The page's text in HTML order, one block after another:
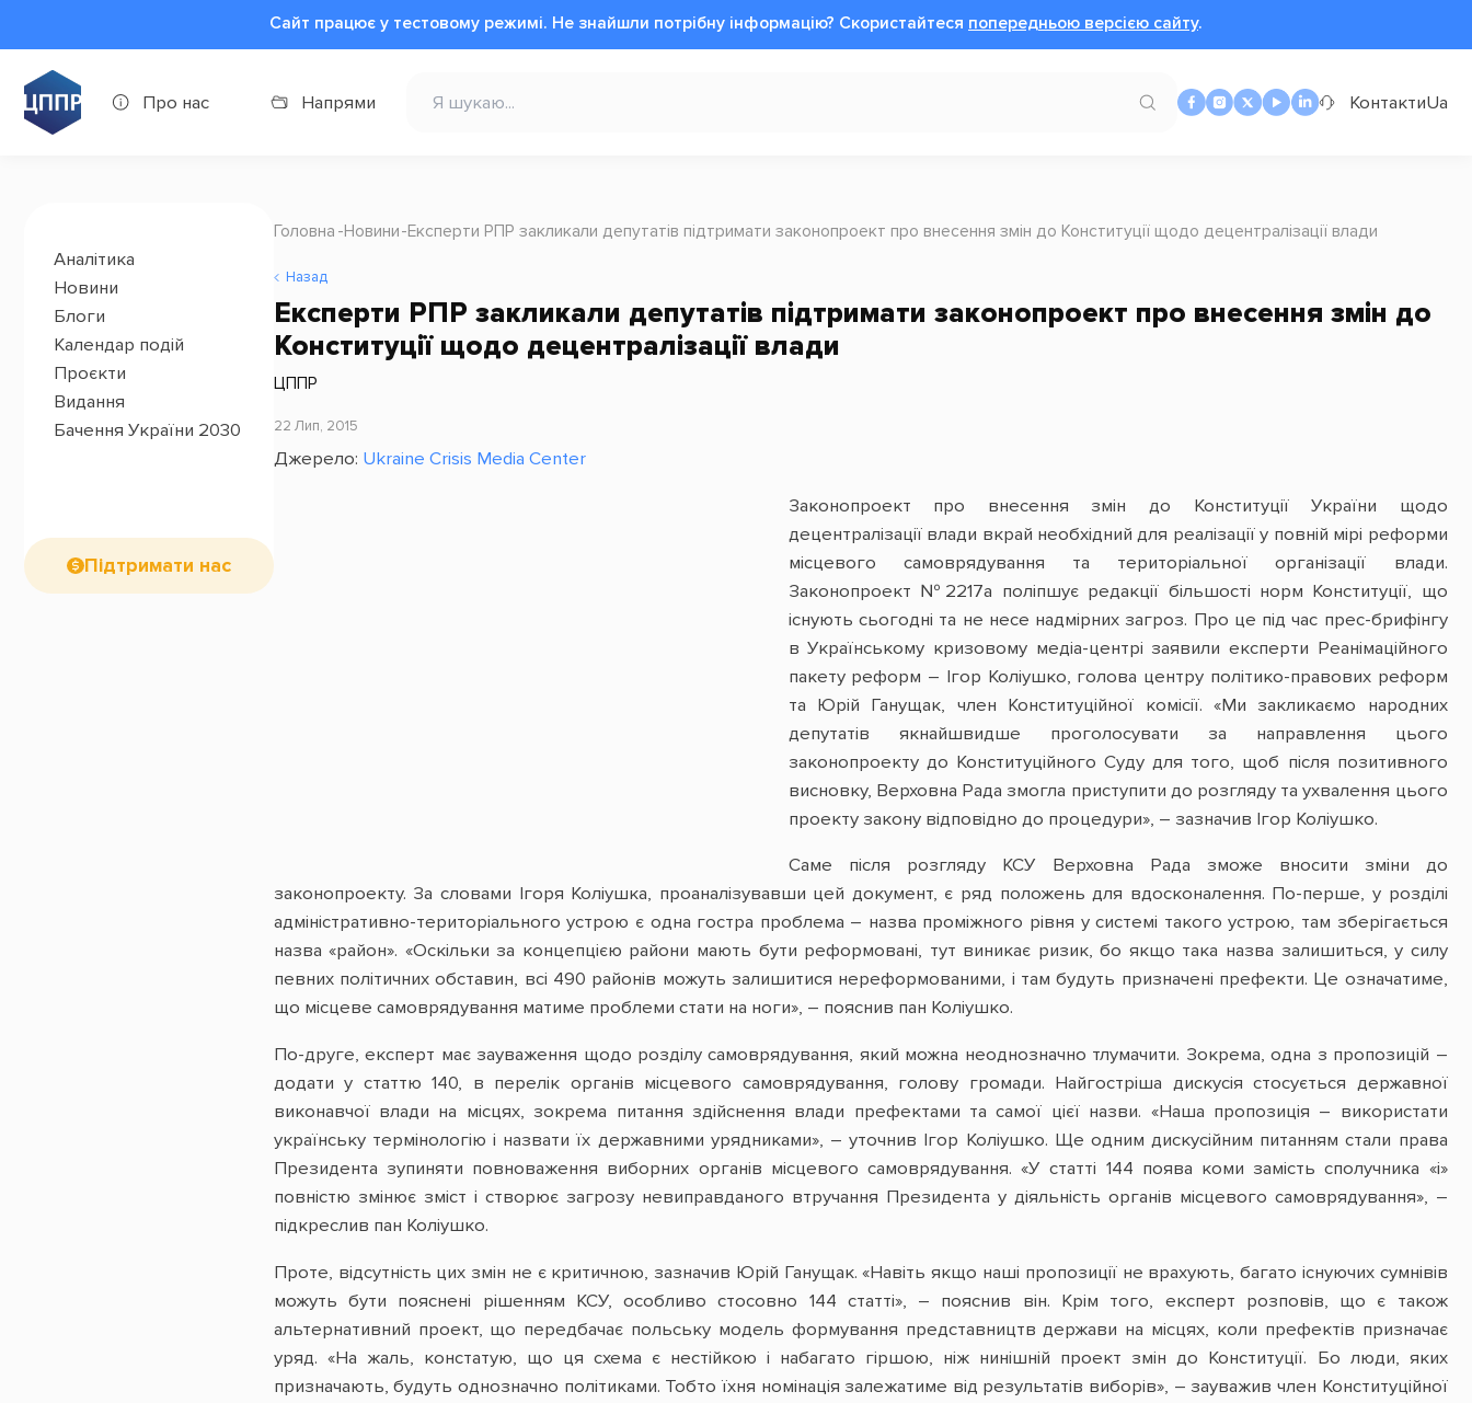
Сайт працює у тестовому режимі. Не знайшли потрібну інформацію? Cкористайтеся попередньою версією сайту.
Про нас Напрями КонтактиUa
Аналітика
Новини
Блоги
Календар подій
Проєкти
Видання
Бачення України 2030
Підтримати нас
Головна Новини Експерти РПР закликали депутатів підтримати законопроект про внесення змін до Конституції щодо децентралізації влади
Назад
Експерти РПР закликали депутатів підтримати законопроект про внесення змін до
Конституції щодо децентралізації влади
ЦППР
22 Лип, 2015
Джерело: Ukraine Crisis Media Center
Законопроект про внесення змін до Конституції України щодо
децентралізації влади вкрай необхідний для реалізації у повній мірі реформи
місцевого самоврядування та територіальної організації влади.
Законопроект №2217а поліпшує редакції більшості норм Конституції, що
існують сьогодні та не несе надмірних загроз. Про це під час прес-брифінгу
в Українському кризовому медіа-центрі заявили експерти Реанімаційного
пакету реформ – Ігор Коліушко, голова центру політико-правових реформ
та Юрій Ганущак, член Конституційної комісії. «Ми закликаємо народних
депутатів якнайшвидше проголосувати за направлення цього
законопроекту до Конституційного Суду для того, щоб після позитивного
висновку, Верховна Рада змогла приступити до розгляду та ухвалення цього
проекту закону відповідно до процедури», – зазначив Ігор Коліушко.
Саме після розгляду КСУ Верховна Рада зможе вносити зміни до
законопроекту. За словами Ігоря Коліушка, проаналізувавши цей документ, є ряд положень для вдосконалення. По-перше, у розділі
адміністративно-територіального устрою є одна гостра проблема – назва проміжного рівня у системі такого устрою, там зберігається
назва «район». «Оскільки за концепцією райони мають бути реформовані, тут виникає ризик, бо якщо така назва залишиться, у силу
певних політичних обставин, всі 490 районів можуть залишитися нереформованими, і там будуть призначені префекти. Це означатиме,
що місцеве самоврядування матиме проблеми стати на ноги», – пояснив пан Коліушко.
По-друге, експерт має зауваження щодо розділу самоврядування, який можна неоднозначно тлумачити. Зокрема, одна з пропозицій –
додати у статтю 140, в перелік органів місцевого самоврядування, голову громади. Найгостріша дискусія стосується державної
виконавчої влади на місцях, зокрема питання здійснення влади префектами та самої цієї назви. «Наша пропозиція – використати
українську термінологію і назвати їх державними урядниками», – уточнив Ігор Коліушко. Ще одним дискусійним питанням стали права
Президента зупиняти повноваження виборних органів місцевого самоврядування. «У статті 144 поява коми замість сполучника «і»
повністю змінює зміст і створює загрозу невиправданого втручання Президента у діяльність органів місцевого самоврядування», –
підкреслив пан Коліушко.
Проте, відсутність цих змін не є критичною, зазначив Юрій Ганущак. «Навіть якщо наші пропозиції не врахують, багато існуючих сумнівів
можуть бути пояснені рішенням КСУ, особливо стосовно 144 статті», – пояснив він. Крім того, експерт розповів, що є також
альтернативний проект, що передбачає польську модель формування представництв держави на місцях, коли префектів призначає
уряд. «На жаль, констатую, що ця схема є нестійкою і набагато гіршою, ніж нинішній проект змін до Конституції. Бо люди, яких
призначають, будуть однозначно політиками. Тобто їхня номінація залежатиме від результатів виборів», – зауважив член Конституційної